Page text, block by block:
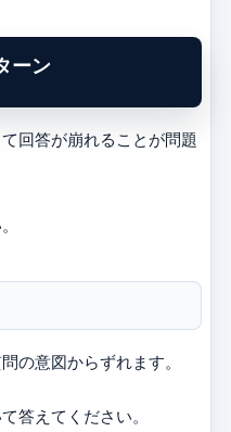
ーン
回答が崩れることが問題
の意図からずれます。
答えてください。